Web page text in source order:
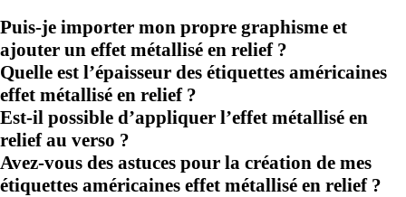
Puis-je importer mon propre graphisme et
ajouter un effet métallisé en relief ?
Quelle est l’épaisseur des étiquettes américaines
effet métallisé en relief ?
Est-il possible d’appliquer l’effet métallisé en
relief au verso ?
Avez-vous des astuces pour la création de mes
étiquettes américaines effet métallisé en relief ?